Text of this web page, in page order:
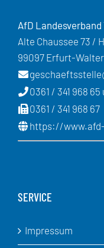
AfD
Alte Chaussee 73 /
99097 Erfurt-
0361 / 341 968 65
0361 / 341 968 67
https://
SERVICE
Impressum